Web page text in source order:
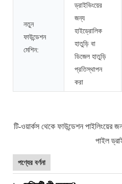
নতুন
ফাউন্ডেশন
মেশিন:
ড্রাইভিংয়ের
জন্য
হাইড্রোলিক
হাতুড়ি বা
ডিজেল হাতুড়ি
প্রতিস্থাপন
করা
টি-ওয়ার্কস থেকে ফাউন্ডেশন
পাইল
পণ্যের বর্ণনা